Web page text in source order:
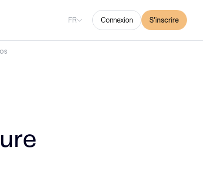
FR Connexion S'inscrire